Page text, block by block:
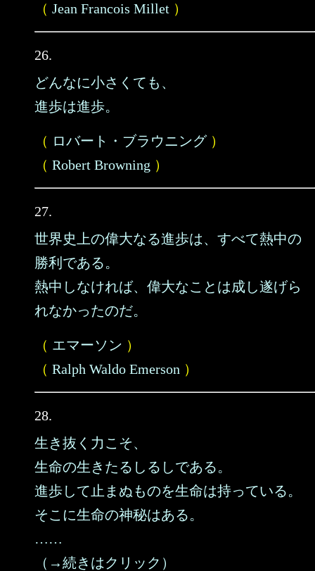
（ Jean Francois Millet ）
26.
どんなに小さくても、
進歩は進歩。
（ ロバート・ブラウニング）
（ Robert Browning ）
27.
世界史上の偉大なる進歩は、すべて熱中の
勝利である。
熱中しなければ、偉大なことは成し遂げら
れなかったのだ。
（ エマーソン ）
（ Ralph Waldo Emerson ）
28.
生き抜く力こそ、
生命の生きたるしるしである。
進歩して止まぬものを生命は持っている。
そこに生命の神秘はある。
……
（→続きはクリック）